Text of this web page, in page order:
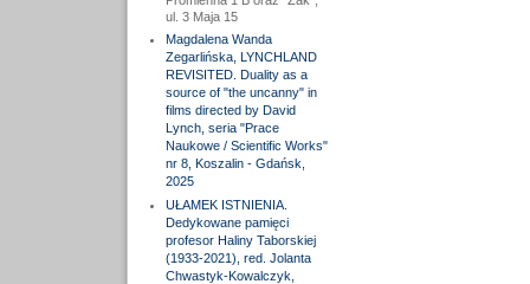
ul. 3 Maja 15
Magdalena Wanda
Zegarlińska, LYNCHLAND
REVISITED. Duality as a
source of "the uncanny" in
films directed by David
Lynch, seria "Prace
Naukowe / Scientific Works"
nr 8, Koszalin - Gdańsk,
2025
UŁAMEK ISTNIENIA.
Dedykowane pamięci
profesor Haliny Taborskiej
(1933-2021), red. Jolanta
Chwastyk-Kowalczyk,